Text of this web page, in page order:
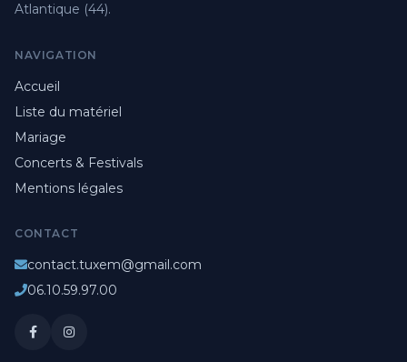
Atlantique (44).
NAVIGATION
Accueil
Liste du matériel
Mariage
Concerts & Festivals
Mentions légales
CONTACT
contact.tuxem@gmail.com
06.10.59.97.00